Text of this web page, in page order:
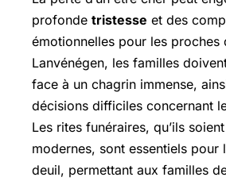
profonde tristesse et des
émotionnelles pour les proches
Lanvénégen, les familles
face à un chagrin immense,
décisions difficiles concernant
Les rites funéraires, qu’ils
modernes, sont essentiels pour
deuil, permettant aux familles